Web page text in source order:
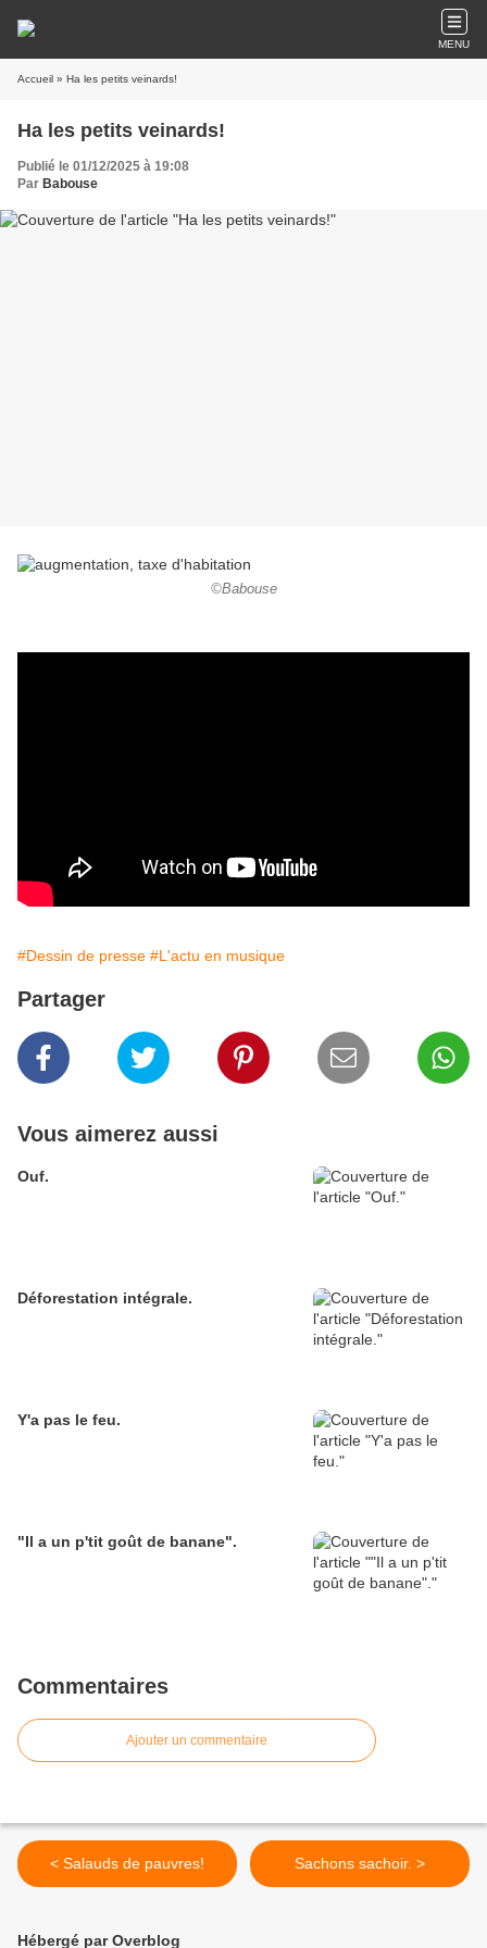
MENU
Accueil » Ha les petits veinards!
Ha les petits veinards!
Publié le 01/12/2025 à 19:08
Par Babouse
©Babouse
#Dessin de presse #L'actu en musique
Partager
Vous aimerez aussi
Ouf.
Déforestation intégrale.
Y'a pas le feu.
"Il a un p'tit goût de banane".
Commentaires
Ajouter un commentaire
< Salauds de pauvres! Sachons sachoir. >
Hébergé par Overblog